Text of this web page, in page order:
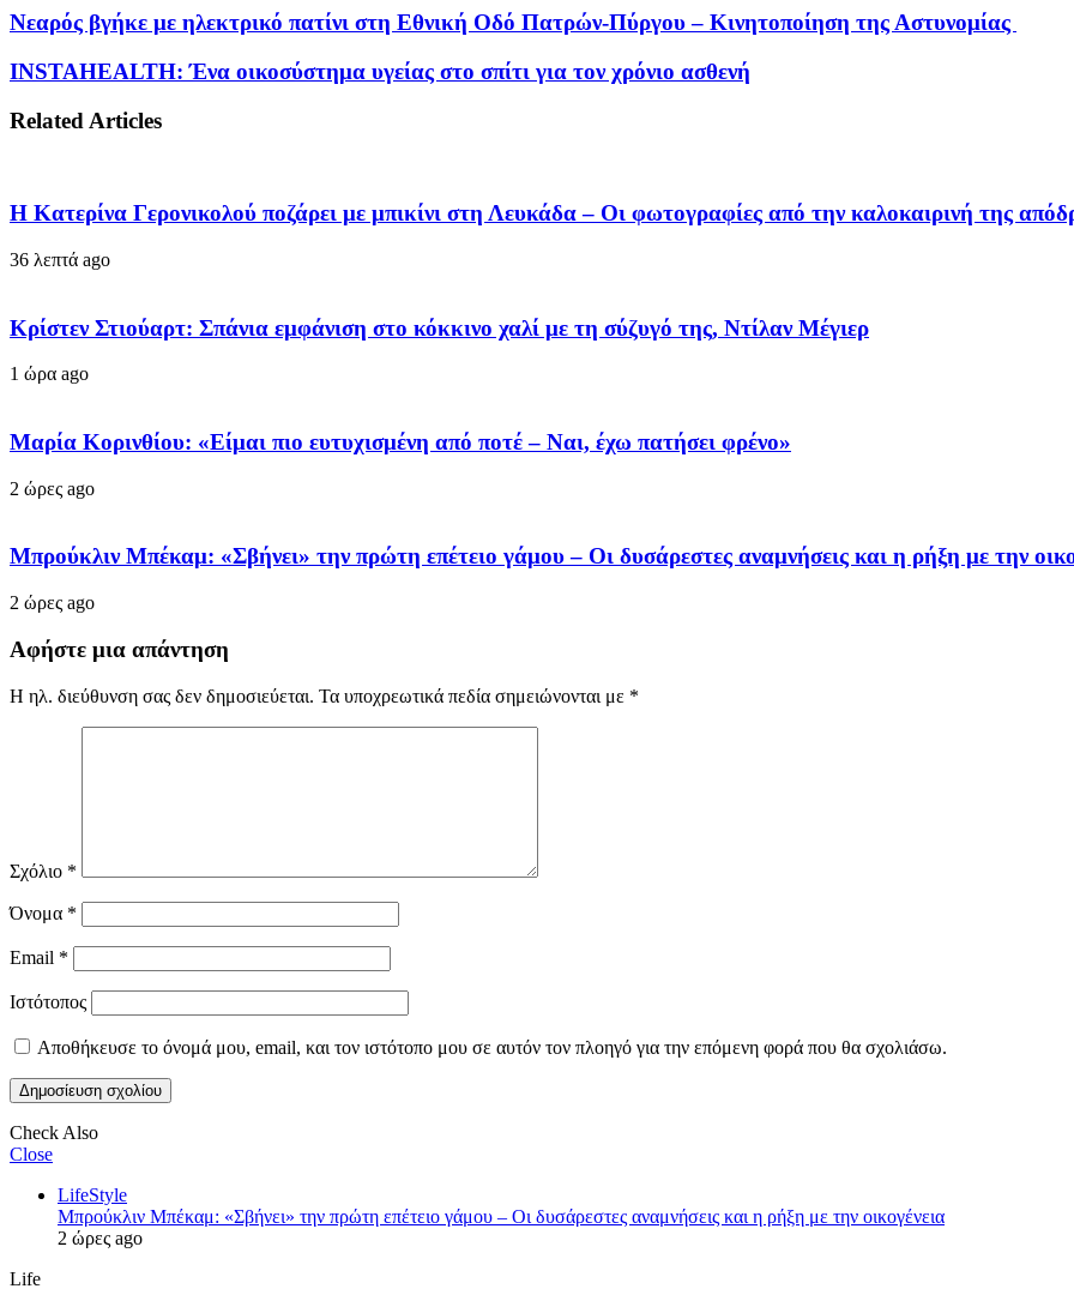
Νεαρός βγήκε με ηλεκτρικό πατίνι στη Εθνική Οδό Πατρών-Πύργου – Κινητοποίηση της Αστυνομίας
INSTAHEALTH: Ένα οικοσύστημα υγείας στο σπίτι για τον χρόνιο ασθενή
Related Articles
Η Κατερίνα Γερονικολού ποζάρει με μπικίνι στη Λευκάδα – Οι φωτογραφίες από την καλοκαιρινή της
36 λεπτά ago
Κρίστεν Στιούαρτ: Σπάνια εμφάνιση στο κόκκινο χαλί με τη σύζυγό της, Ντίλαν Μέγιερ
1 ώρα ago
Μαρία Κορινθίου: «Είμαι πιο ευτυχισμένη από ποτέ – Ναι, έχω πατήσει φρένο»
2 ώρες ago
Μπρούκλιν Μπέκαμ: «Σβήνει» την πρώτη επέτειο γάμου – Οι δυσάρεστες αναμνήσεις και η ρήξη με την
2 ώρες ago
Αφήστε μια απάντηση
Η ηλ. διεύθυνση σας δεν δημοσιεύεται. Τα υποχρεωτικά πεδία σημειώνονται με *
Σχόλιο *
Όνομα *
Email *
Ιστότοπος
Αποθήκευσε το όνομά μου, email, και τον ιστότοπο μου σε αυτόν τον πλοηγό για την επόμενη φορά που θα σχολιάσω.
Check Also
Close
LifeStyle
Μπρούκλιν Μπέκαμ: «Σβήνει» την πρώτη επέτειο γάμου – Οι δυσάρεστες αναμνήσεις και η ρήξη με την οικογένεια
2 ώρες ago
Life